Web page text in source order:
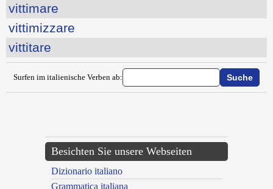
vittimare
vittimizzare
vittitare
Surfen im italienische Verben ab:
Besichten Sie unsere Webseiten
Dizionario italiano
Grammatica italiana